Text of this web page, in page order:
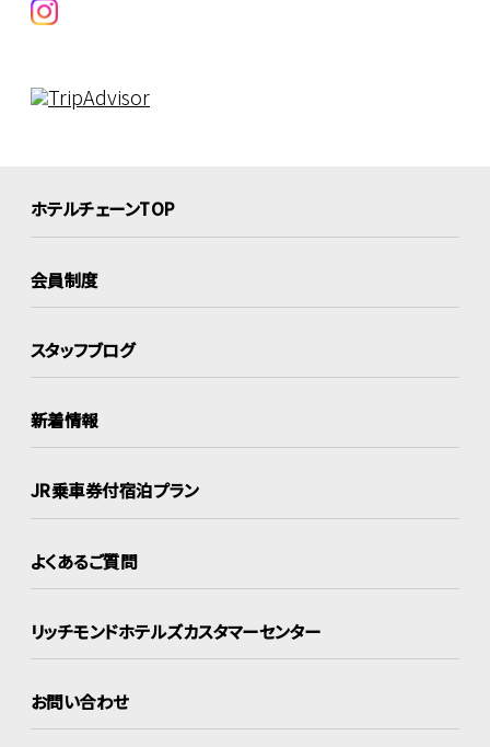
ホテルチェーンTOP
会員制度
スタッフブログ
新着情報
JR乗車券付宿泊プラン
よくあるご質問
リッチモンドホテルズカスタマーセンター
お問い合わせ